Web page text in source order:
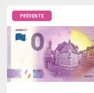
PRÉVENTE